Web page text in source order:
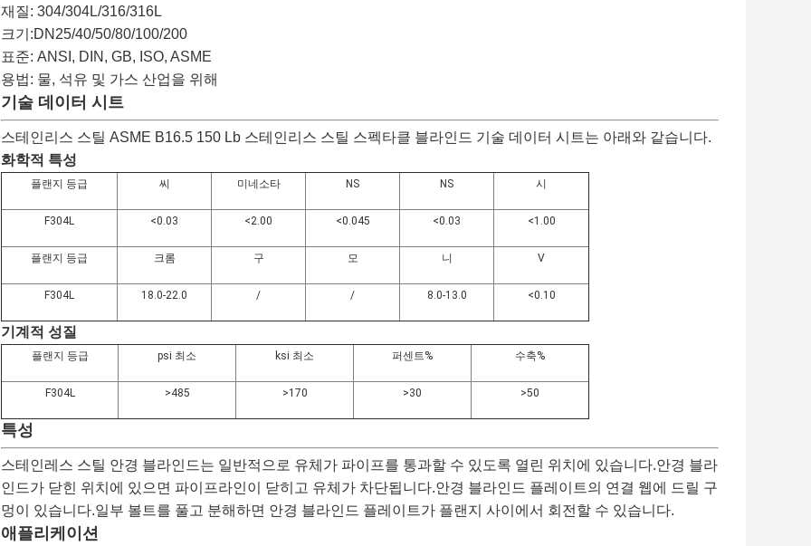
재질: 304/304L/316/316L
크기:DN25/40/50/80/100/200
표준: ANSI, DIN, GB, ISO, ASME
용법: 물, 석유 및 가스 산업을 위해
기술 데이터 시트
스테인리스 스틸 ASME B16.5 150 Lb 스테인리스 스틸 스펙타클 블라인드 기술 데이터 시트는 아래와 같습니다.
화학적 특성
플랜지 등급 씨 미네소타 NS NS 시
F304L <0.03 <2.00 <0.045 <0.03 <1.00
플랜지 등급 크롬 구 모 니 V
F304L 18.0-22.0 / / 8.0-13.0 <0.10
기계적 성질
플랜지 등급 psi 최소 ksi 최소 퍼센트% 수축%
F304L >485 >170 >30 >50
특성
스테인레스 스틸 안경 블라인드는 일반적으로 유체가 파이프를 통과할 수 있도록 열린 위치에 있습니다.안경 블라
인드가 닫힌 위치에 있으면 파이프라인이 닫히고 유체가 차단됩니다.안경 블라인드 플레이트의 연결 웹에 드릴 구
멍이 있습니다.일부 볼트를 풀고 분해하면 안경 블라인드 플레이트가 플랜지 사이에서 회전할 수 있습니다.
애플리케이션